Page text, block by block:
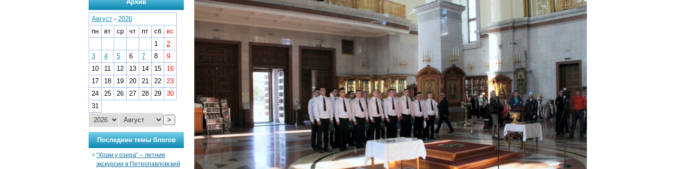
Архив
Август - 2026
пн
вт ср чт пт сб
вс
1
2
3
4 5 6 7 8
9
10
11 12 13 14 15
16
17
18 19 20 21 22
23
24
25 26 27 28 29
30
31
>
Последние темы блогов
“Храм у озера” – летние
экскурсии в Петропавловский